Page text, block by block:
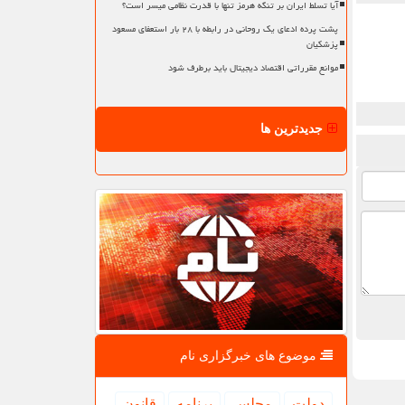
آیا تسلط ایران بر تنگه هرمز تنها با قدرت نظامی میسر است؟
پشت پرده ادعای یک روحانی در رابطه با ۲۸ بار استعفای مسعود
پزشکیان
موانع مقرراتی اقتصاد دیجیتال باید برطرف شود
جدیدترین ها
موضوع های خبرگزاری نام